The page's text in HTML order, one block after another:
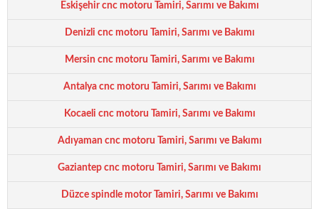
Eskişehir cnc motoru Tamiri, Sarımı ve Bakımı
Denizli cnc motoru Tamiri, Sarımı ve Bakımı
Mersin cnc motoru Tamiri, Sarımı ve Bakımı
Antalya cnc motoru Tamiri, Sarımı ve Bakımı
Kocaeli cnc motoru Tamiri, Sarımı ve Bakımı
Adıyaman cnc motoru Tamiri, Sarımı ve Bakımı
Gaziantep cnc motoru Tamiri, Sarımı ve Bakımı
Düzce spindle motor Tamiri, Sarımı ve Bakımı